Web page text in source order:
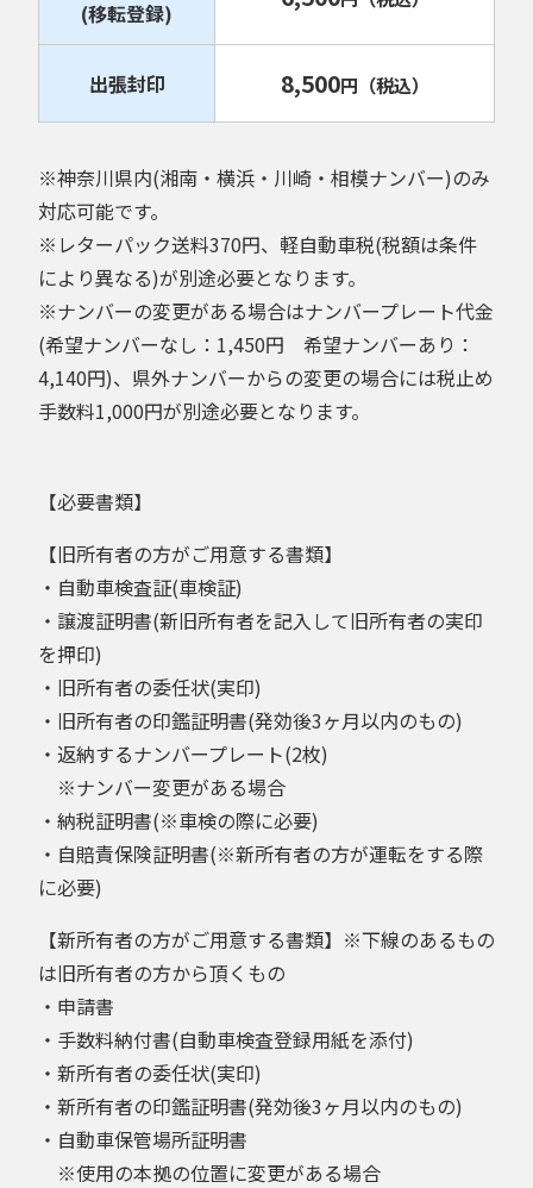
(移転登録)
出張封印 8,500円 （税込）
※神奈川県内(湘南・横浜・川崎・相模ナンバー)のみ
対応可能です。
※レターパック送料370円、軽自動車税(税額は条件
により異なる)が別途必要となります。
※ナンバーの変更がある場合はナンバープレート代金
(希望ナンバーなし：1,450円 希望ナンバーあり：
4,140円)、県外ナンバーからの変更の場合には税止め
手数料1,000円が別途必要となります。
【必要書類】
【旧所有者の方がご用意する書類】
・自動車検査証(車検証)
・譲渡証明書(新旧所有者を記入して旧所有者の実印
を押印)
・旧所有者の委任状(実印)
・旧所有者の印鑑証明書(発効後3ヶ月以内のもの)
・返納するナンバープレート(2枚)
※ナンバー変更がある場合
・納税証明書(※車検の際に必要)
・自賠責保険証明書(※新所有者の方が運転をする際
に必要)
【新所有者の方がご用意する書類】※下線のあるもの
は旧所有者の方から頂くもの
・申請書
・手数料納付書(自動車検査登録用紙を添付)
・新所有者の委任状(実印)
・新所有者の印鑑証明書(発効後3ヶ月以内のもの)
・自動車保管場所証明書
※使用の本拠の位置に変更がある場合